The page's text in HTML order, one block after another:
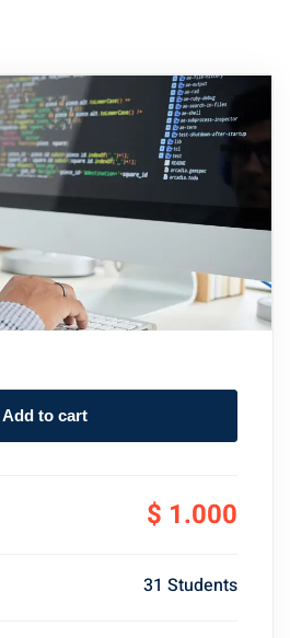
Add to cart
$ 1.000
31 Students